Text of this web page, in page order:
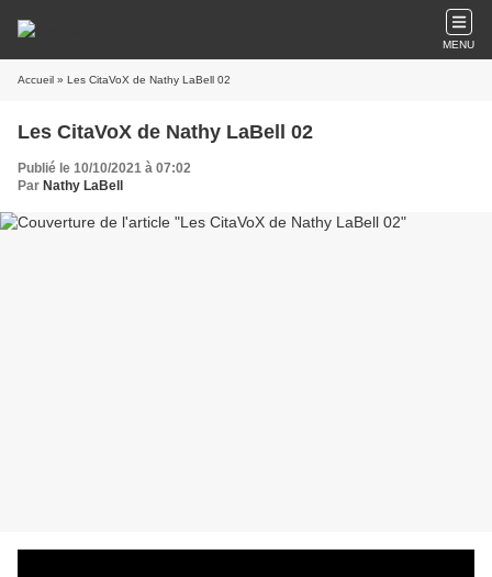
MENU
Accueil » Les CitaVoX de Nathy LaBell 02
Les CitaVoX de Nathy LaBell 02
Publié le 10/10/2021 à 07:02
Par Nathy LaBell